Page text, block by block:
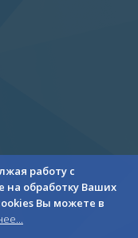
работу с
на обработку Ваших
Вы можете в